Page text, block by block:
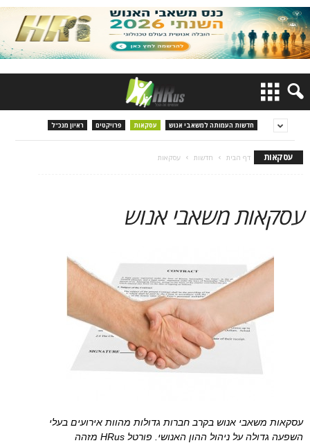
חדשות העמותה למשאבי אנוש עסקאות פרויקטים ראיון מנכ"ל
עסקאות דף הבית חדשות עסקאות
עסקאות משאבי אנוש
עסקאות משאבי אנוש בקרב חברות גדולות מהוות אירועים בעלי
השפעה גדולה על ניהול ההון האנושי. פורטל HRus מזהה